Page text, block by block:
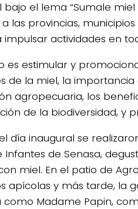
bajo el lema “Sumale
las provincias,
actividades en
es estimular y
de la miel, la
agropecuaria, los
de la biodiversidad, y
día inaugural se
Infantes de Senasa,
miel. En el patio de
apícolas y más tarde, la
como Madame Papin,